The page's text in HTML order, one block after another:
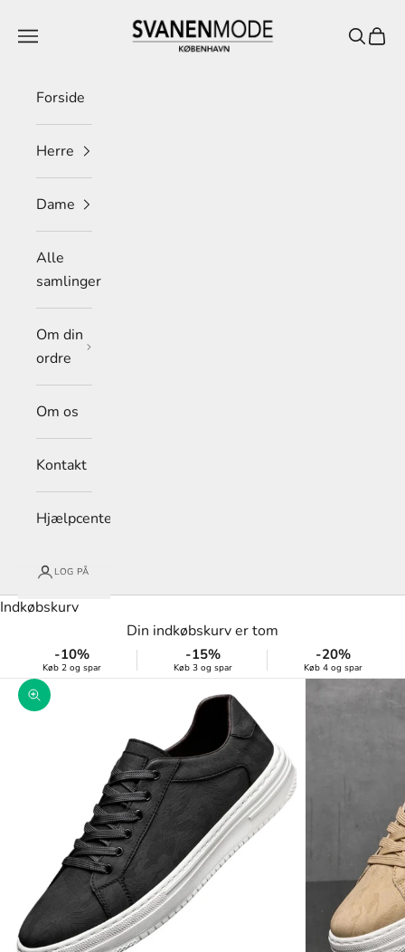
Svanen Mode
Menu Søg
Forside
Herre
Dame
Alle
samlinger
Om din
ordre
Om os
Kontakt
Hjælpcenter
LOG PÅ
Indkøbskurv
Din indkøbskurv er tom
-10%
Køb 2 og spar
-15%
Køb 3 og spar
-20%
Køb 4 og spar
Zoom